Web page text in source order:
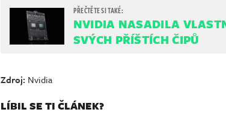
NVIDIA NASADILA
SVÝCH PŘÍŠTÍCH ČIPŮ
Zdroj: Nvidia
LÍBIL SE TI ČLÁNEK?